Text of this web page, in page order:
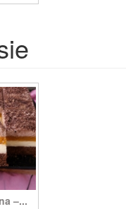
–...